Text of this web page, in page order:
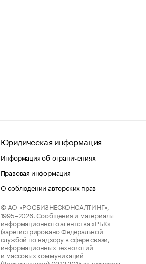
Юридическая информация
Информация об ограничениях
Правовая информация
О соблюдении авторских прав
© АО «РОСБИЗНЕСКОНСАЛТИНГ»,
1995–2026. Сообщения и материалы
информационного агентства «РБК»
(зарегистрировано Федеральной
службой по надзору в сфере связи,
информационных технологий
и массовых коммуникаций